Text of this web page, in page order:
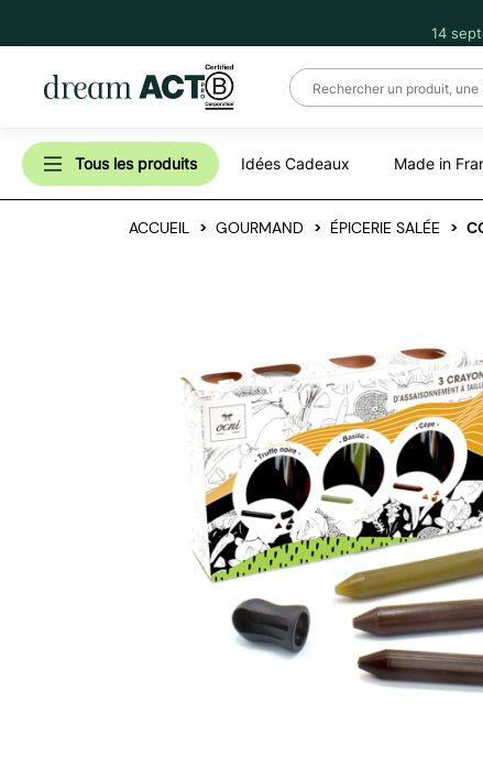
14
Tous les produits Idées Cadeaux Made in
ACCUEIL GOURMAND ÉPICERIE SALÉE